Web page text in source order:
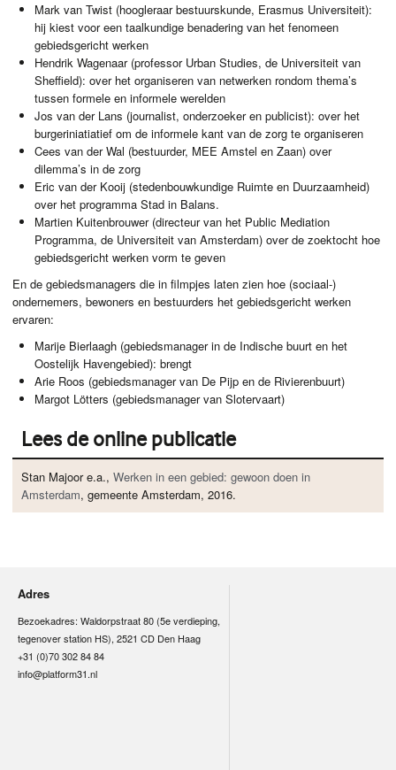
Mark van Twist (hoogleraar bestuurskunde, Erasmus Universiteit):
hij kiest voor een taalkundige benadering van het fenomeen
gebiedsgericht werken
Hendrik Wagenaar (professor Urban Studies, de Universiteit van
Sheffield): over het organiseren van netwerken rondom thema’s
tussen formele en informele werelden
Jos van der Lans (journalist, onderzoeker en publicist): over het
burgeriniatiatief om de informele kant van de zorg te organiseren
Cees van der Wal (bestuurder, MEE Amstel en Zaan) over
dilemma’s in de zorg
Eric van der Kooij (stedenbouwkundige Ruimte en Duurzaamheid)
over het programma Stad in Balans.
Martien Kuitenbrouwer (directeur van het Public Mediation
Programma, de Universiteit van Amsterdam) over de zoektocht hoe
gebiedsgericht werken vorm te geven
En de gebiedsmanagers die in filmpjes laten zien hoe (sociaal-)
ondernemers, bewoners en bestuurders het gebiedsgericht werken
ervaren:
Marije Bierlaagh (gebiedsmanager in de Indische buurt en het
Oostelijk Havengebied): brengt
Arie Roos (gebiedsmanager van De Pijp en de Rivierenbuurt)
Margot Lötters (gebiedsmanager van Slotervaart)
Lees de online publicatie
Stan Majoor e.a.,Werken in een gebied: gewoon doen in
Amsterdam, gemeente Amsterdam, 2016.
Adres
Bezoekadres: Waldorpstraat 80 (5e verdieping,
tegenover station HS), 2521 CD Den Haag
+31 (0)70 302 84 84
info@platform31.nl